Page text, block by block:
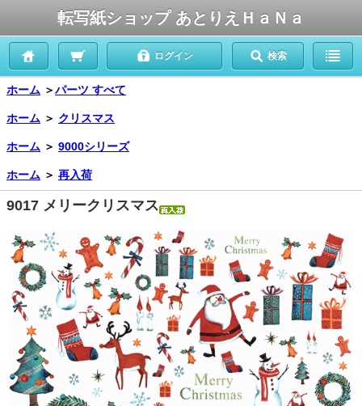
転写紙ショップ あとりえＨａＮａ
ログイン 検索
ホーム ＞パーツ すべて
ホーム ＞ クリスマス
ホーム ＞ 9000シリーズ
ホーム ＞ 再入荷
9017 メリークリスマス